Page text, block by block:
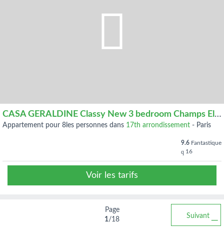
CASA GERALDINE Classy New 3 bedroom Champs Elysees
appartement pour 8les personnes dans 17th arrondissement - Paris
9.6 Fantastique
16
Voir les tarifs
Page
1/18 Suivant